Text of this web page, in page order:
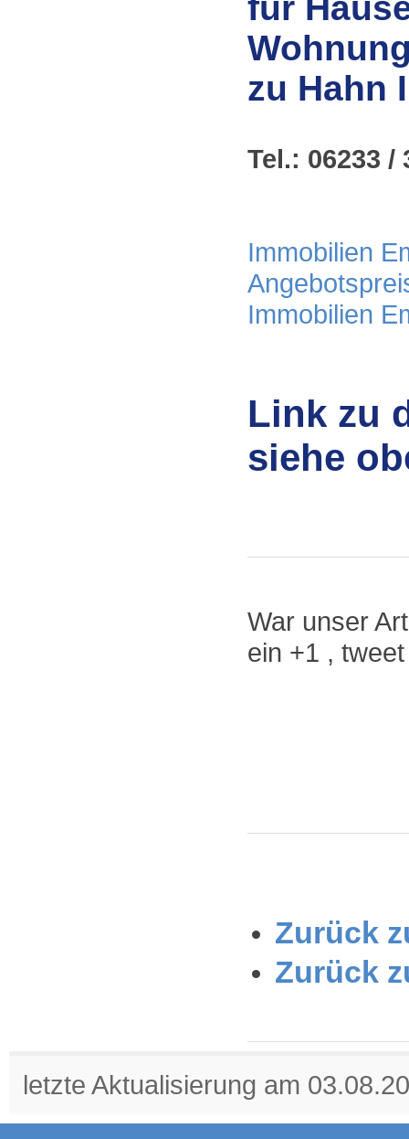
für
zu Hahn
Tel.: 06233 /
Immobilien
Immobilien
Link zu
siehe
War unser
ein +1 ,
Zurück
Zurück
letzte Aktualisierung am